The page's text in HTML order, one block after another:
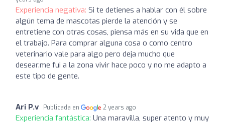
Experiencia negativa: Si te detienes a hablar con él sobre
algún tema de mascotas pierde la atención y se
entretiene con otras cosas, piensa más en su vida que en
el trabajo. Para comprar alguna cosa o como centro
veterinario vale para algo pero deja mucho que
desear.me fui a la zona vivir hace poco y no me adapto a
este tipo de gente.
Ari P.v Publicada en 2 years ago
Experiencia fantástica: Una maravilla, super atento y muy